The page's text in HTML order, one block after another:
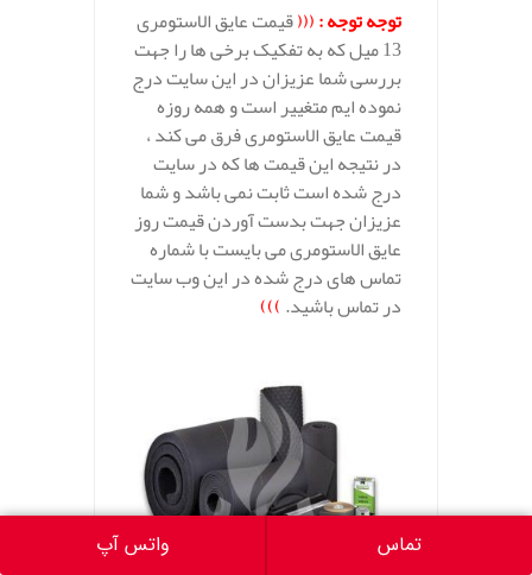
توجه توجه :(((قیمت عایق الاستومری
13 میل که به تفکیک برخی ها را جهت
بررسی شما عزیزان در این سایت درج
نموده ایم متغییر است و همه روزه
قیمت عایق الاستومری فرق می کند ،
در نتیجه این قیمت ها که در سایت
درج شده است ثابت نمی باشد و شما
عزیزان جهت بدست آوردن قیمت روز
عایق الاستومری می بایست با شماره
تماس های درج شده در این وب سایت
در تماس باشید.)))
تماس واتس آپ